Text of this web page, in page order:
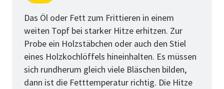
Schritt
von
Das Öl oder Fett zum Frittieren in einem
weiten Topf bei starker Hitze erhitzen. Zur
Probe ein Holzstäbchen oder auch den Stiel
eines Holzkochlöffels hineinhalten. Es müssen
sich rundherum gleich viele Bläschen bilden,
dann ist die Fetttemperatur richtig. Die Hitze